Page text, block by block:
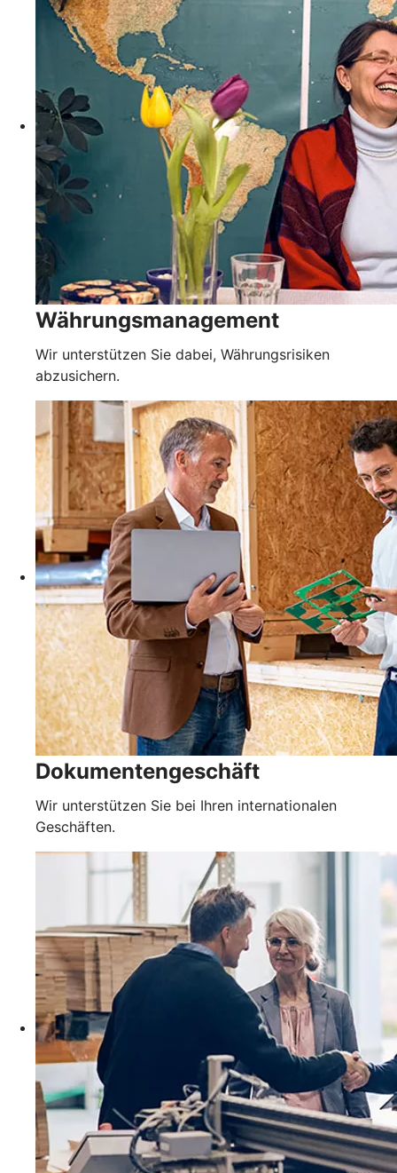
Währungsmanagement
Wir unterstützen Sie dabei, Währungsrisiken
abzusichern.
Dokumentengeschäft
Wir unterstützen Sie bei Ihren internationalen
Geschäften.